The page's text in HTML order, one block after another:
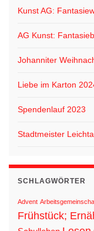
Kunst AG:
AG Kunst:
Johanniter
Liebe im Karton
Spendenlauf 2023
Stadtmeister
SCHLAGWÖRTER
Advent
Frühstück;